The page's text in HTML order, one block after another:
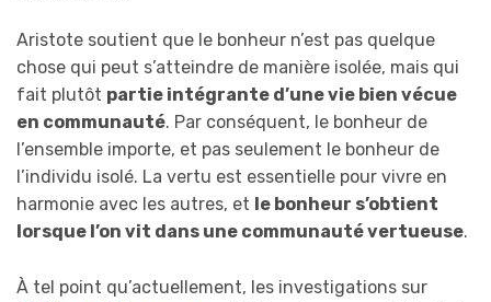
Aristote soutient que le bonheur n’est pas quelque
chose qui peut s’atteindre de manière isolée, mais qui
fait plutôt partie intégrante d’une vie bien vécue
en communauté. Par conséquent, le bonheur de
l’ensemble importe, et pas seulement le bonheur de
l’individu isolé. La vertu est essentielle pour vivre en
harmonie avec les autres, et le bonheur s’obtient
lorsque l’on vit dans une communauté vertueuse.
À tel point qu’actuellement, les investigations sur